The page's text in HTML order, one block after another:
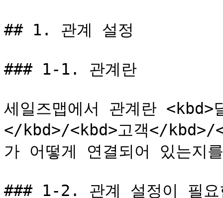
## 1. 관계 설정
### 1-1. 관계란
세일즈맵에서 관계란
</kbd>/<kbd>고객</kbd>/
가 어떻게 연결되어 있는지
### 1-2. 관계 설정이 필요